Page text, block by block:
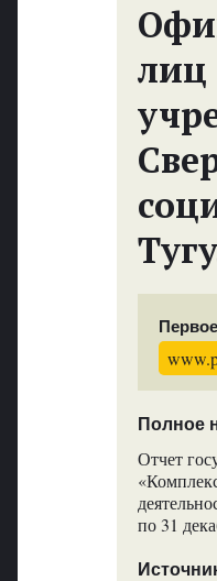
лиц
Полное
Отчет
по 31